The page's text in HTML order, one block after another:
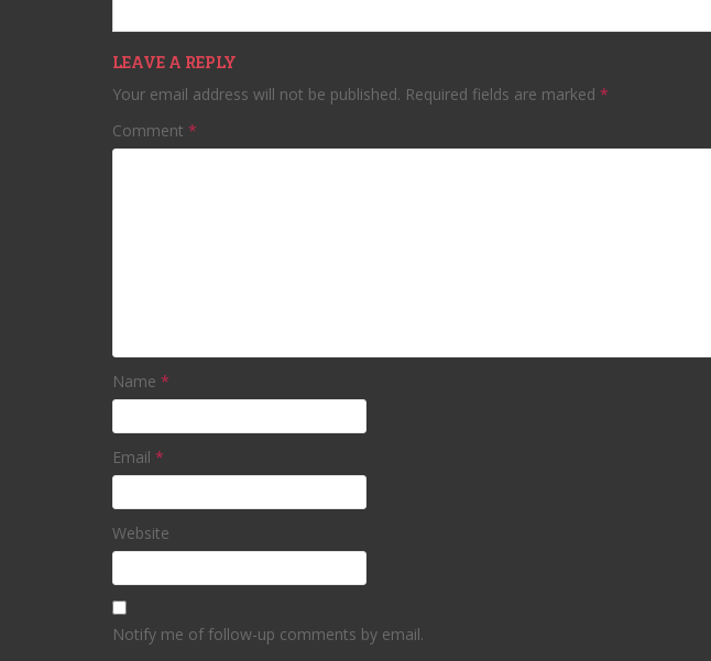
LEAVE A REPLY
Your email address will not be published. Required fields are marked *
Comment *
Name *
Email *
Website
Notify me of follow-up comments by email.